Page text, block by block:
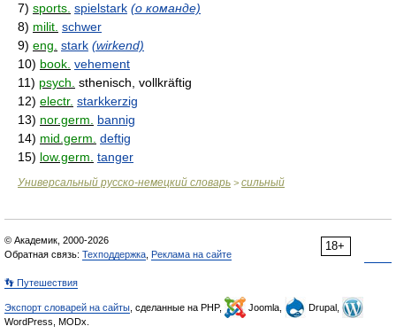
7) sports. spielstark (о команде)
8) milit. schwer
9) eng. stark (wirkend)
10) book. vehement
11) psych. sthenisch, vollkräftig
12) electr. starkkerzig
13) nor.germ.
bannig
14) mid.germ. deftig
15) low.germ. tanger
Универсальный русско-немецкий словарь > сильный
18+
© Академик, 2000-2026
Обратная связь: Техподдержка Реклама на сайте
👣 Путешествия
Экспорт словарей на сайты , сделанные на PHP, Joomla,
Drupal,
WordPress, MODx.